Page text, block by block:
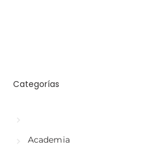
Categorías
Academia